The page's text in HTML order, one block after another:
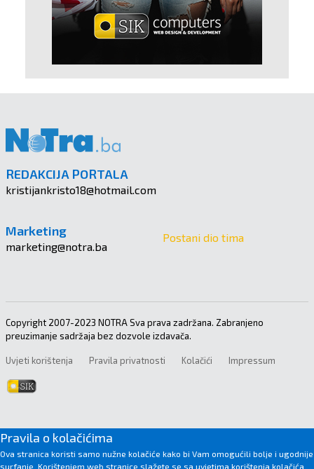
REDAKCIJA PORTALA
kristijankristo18@hotmail.com
Marketing
marketing@notra.ba
Postani dio tima
Copyright 2007-2023 NOTRA Sva prava zadržana. Zabranjeno
preuzimanje sadržaja bez dozvole izdavača.
Uvjeti korištenja Pravila privatnosti Kolačići Impressum
Pravila o kolačićima
Ova stranica koristi samo nužne kolačiće kako bi Vam omogućili bolje i ugodnije
surfanje. Korištenjem web stranice slažete se sa uvjetima korištenja kolačića.